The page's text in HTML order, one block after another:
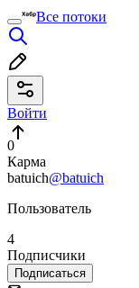
Все потоки
Войти
0
Карма
batuich@batuich
Пользователь
4
Подписчики
Подписаться